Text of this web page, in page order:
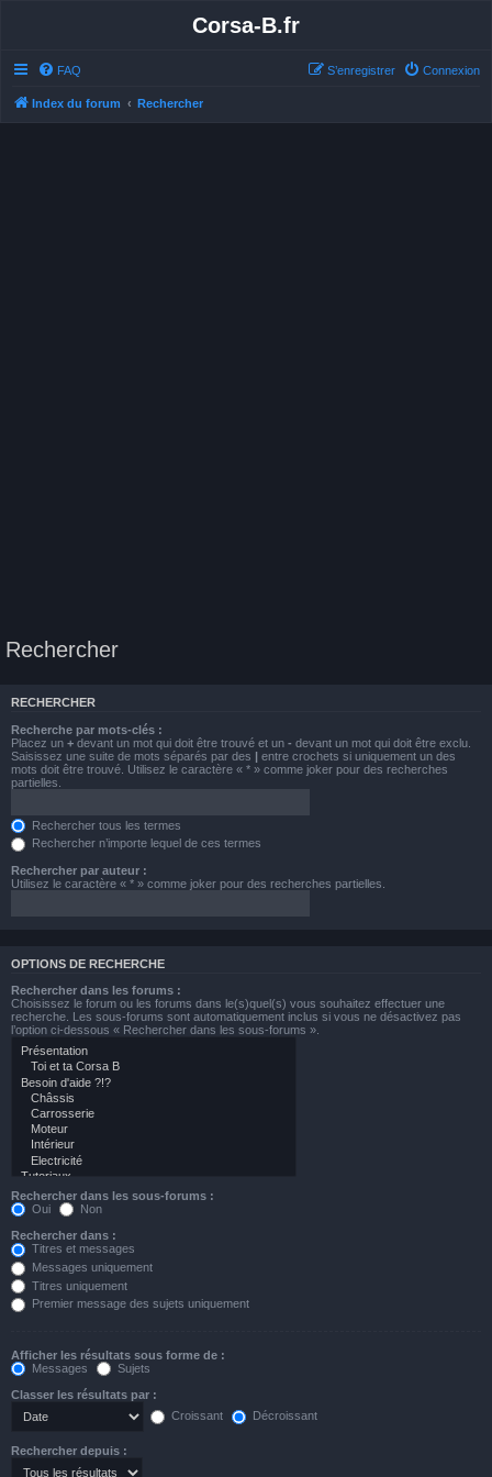
Corsa-B.fr
FAQ Connexion
S’enregistrer
Index du forum Rechercher
Rechercher
RECHERCHER
Recherche par mots-clés :
Placez un + devant un mot qui doit être trouvé et un - devant un mot qui doit être exclu.
Saisissez une suite de mots séparés par des | entre crochets si uniquement un des
mots doit être trouvé. Utilisez le caractère « * » comme joker pour des recherches
partielles.
Rechercher tous les termes
Rechercher n’importe lequel de ces termes
Rechercher par auteur :
Utilisez le caractère « * » comme joker pour des recherches partielles.
OPTIONS DE RECHERCHE
Rechercher dans les forums :
Choisissez le forum ou les forums dans le(s)quel(s) vous souhaitez effectuer une
recherche. Les sous-forums sont automatiquement inclus si vous ne désactivez pas
l’option ci-dessous « Rechercher dans les sous-forums ».
Rechercher dans les sous-forums :
Oui
Non
Rechercher dans :
Titres et messages
Messages uniquement
Titres uniquement
Premier message des sujets uniquement
Afficher les résultats sous forme de :
Messages
Sujets
Classer les résultats par :
Croissant
Décroissant
Rechercher depuis :